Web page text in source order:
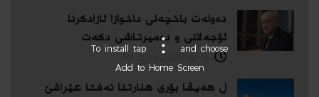
دەولەت باخچەلی داخوازا ئازادكرنا
ئۆجەلانی و دەمیرتاشی دكەت
ل هەیڤا بۆری هنارتنا نەفتا عێراقێ
To install tap
and choose
Add to Home Screen